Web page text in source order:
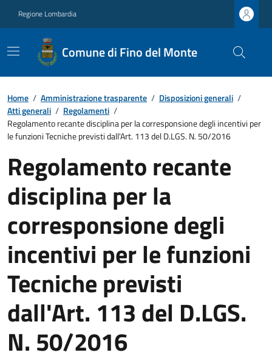
Regione Lombardia
Comune di Fino del Monte
Home / Amministrazione trasparente / Disposizioni generali /
Atti generali / Regolamenti /
Regolamento recante disciplina per la corresponsione degli incentivi per
le funzioni Tecniche previsti dall'Art. 113 del D.LGS. N. 50/2016
Regolamento recante
disciplina per la
corresponsione degli
incentivi per le funzioni
Tecniche previsti
dall'Art. 113 del D.LGS.
N. 50/2016